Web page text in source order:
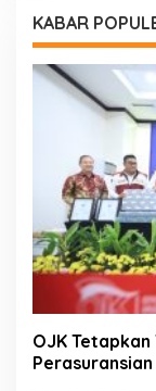
KABAR
OJK
Perasuransian